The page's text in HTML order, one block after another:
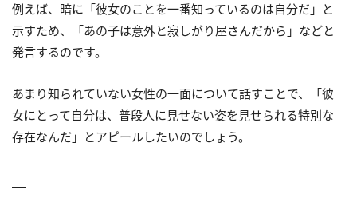
例えば、暗に「彼女のことを一番知っているのは自分だ」と
示すため、「あの子は意外と寂しがり屋さんだから」などと
発言するのです。
あまり知られていない女性の一面について話すことで、「彼
女にとって自分は、普段人に見せない姿を見せられる特別な
存在なんだ」とアピールしたいのでしょう。